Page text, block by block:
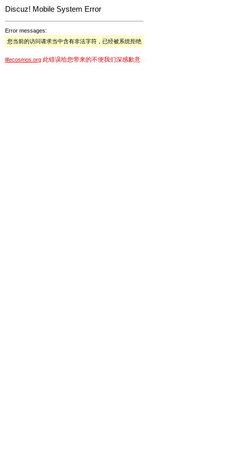
Discuz! Mobile System Error
Error messages:
您当前的访问请求当中含有非法字符，已经被系统拒绝
lifecosmos.org 此错误给您带来的不便我们深感歉意